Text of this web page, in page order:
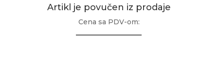
Artikl je povučen iz prodaje
Cena sa PDV-om:
_______________